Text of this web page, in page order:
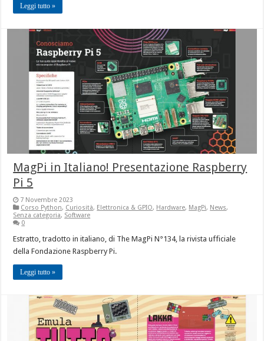
Leggi tutto »
MagPi in Italiano! Presentazione Raspberry
Pi 5
7 Novembre 2023
Corso Python, Curiosità, Elettronica & GPIO, Hardware, MagPi, News,
Senza categoria, Software
0
Estratto, tradotto in italiano, di The MagPi N°134, la rivista ufficiale
della Fondazione Raspberry Pi.
Leggi tutto »